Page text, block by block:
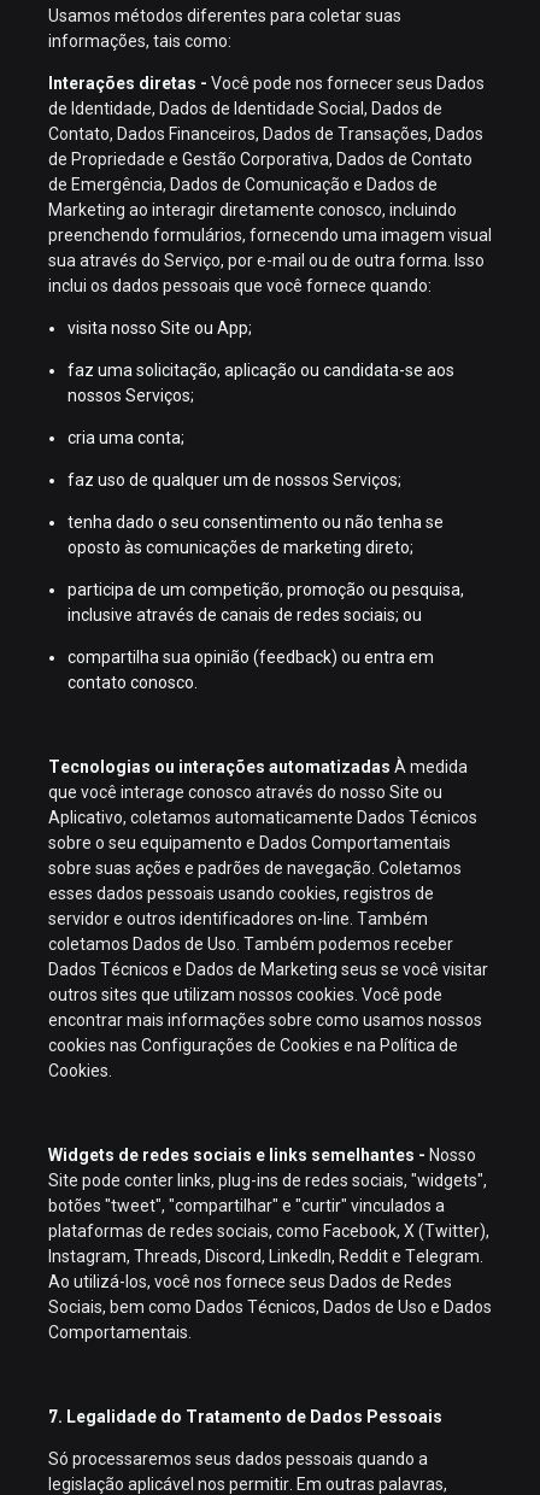
Usamos métodos diferentes para coletar suas
informações, tais como:
Interações diretas - Você pode nos fornecer seus Dados
de Identidade, Dados de Identidade Social, Dados de
Contato, Dados Financeiros, Dados de Transações, Dados
de Propriedade e Gestão Corporativa, Dados de Contato
de Emergência, Dados de Comunicação e Dados de
Marketing ao interagir diretamente conosco, incluindo
preenchendo formulários, fornecendo uma imagem visual
sua através do Serviço, por e-mail ou de outra forma. Isso
inclui os dados pessoais que você fornece quando:
visita nosso Site ou App;
faz uma solicitação, aplicação ou candidata-se aos
nossos Serviços;
cria uma conta;
faz uso de qualquer um de nossos Serviços;
tenha dado o seu consentimento ou não tenha se
oposto às comunicações de marketing direto;
participa de um competição, promoção ou pesquisa,
inclusive através de canais de redes sociais; ou
compartilha sua opinião (feedback) ou entra em
contato conosco.
Tecnologias ou interações automatizadas À medida
que você interage conosco através do nosso Site ou
Aplicativo, coletamos automaticamente Dados Técnicos
sobre o seu equipamento e Dados Comportamentais
sobre suas ações e padrões de navegação. Coletamos
esses dados pessoais usando cookies, registros de
servidor e outros identificadores on-line. Também
coletamos Dados de Uso. Também podemos receber
Dados Técnicos e Dados de Marketing seus se você visitar
outros sites que utilizam nossos cookies. Você pode
encontrar mais informações sobre como usamos nossos
cookies nas Configurações de Cookies e na Política de
Cookies.
Widgets de redes sociais e links semelhantes - Nosso
Site pode conter links, plug-ins de redes sociais, "widgets",
botões "tweet", "compartilhar" e "curtir" vinculados a
plataformas de redes sociais, como Facebook, X (Twitter),
Instagram, Threads, Discord, LinkedIn, Reddit e Telegram.
Ao utilizá-los, você nos fornece seus Dados de Redes
Sociais, bem como Dados Técnicos, Dados de Uso e Dados
Comportamentais.
7. Legalidade do Tratamento de Dados Pessoais
Só processaremos seus dados pessoais quando a
legislação aplicável nos permitir. Em outras palavras,